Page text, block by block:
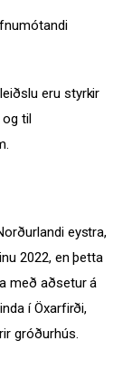
eru styrkir
og til
eystra,
2022, en þetta
með aðsetur á
í Öxarfirði,
gróðurhús.